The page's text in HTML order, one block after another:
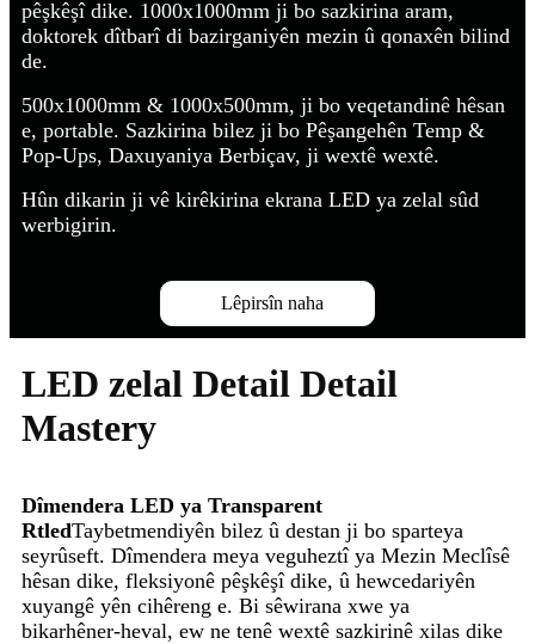
pêşkêşî dike. 1000x1000mm ji bo sazkirina aram,
doktorek dîtbarî di bazirganiyên mezin û qonaxên bilind
de.
500x1000mm & 1000x500mm, ji bo veqetandinê hêsan
e, portable. Sazkirina bilez ji bo Pêşangehên Temp &
Pop-Ups, Daxuyaniya Berbiçav, ji wextê wextê.
Hûn dikarin ji vê kirêkirina ekrana LED ya zelal sûd
werbigirin.
Lêpirsîn naha
LED zelal Detail Detail
Mastery
Dîmendera LED ya Transparent
RtledTaybetmendiyên bilez û destan ji bo sparteya
seyrûseft. Dîmendera meya veguheztî ya Mezin Meclîsê
hêsan dike, fleksiyonê pêşkêşî dike, û hewcedariyên
xuyangê yên cihêreng e. Bi sêwirana xwe ya
bikarhêner-heval, ew ne tenê wextê sazkirinê xilas dike